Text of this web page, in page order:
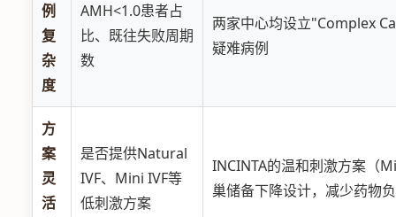
例
复
杂
度
AMH<1.0患者占
比、既往失败周期
数
两家中心均设立"Complex
疑难病例
方
案
灵
活
是否提供Natural
IVF、Mini IVF等
低刺激方案
INCINTA的温和刺激方案（
巢储备下降设计，减少药物